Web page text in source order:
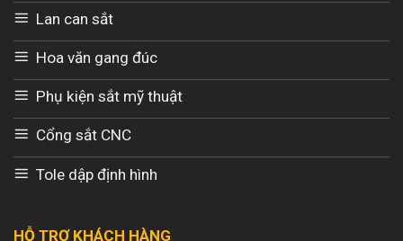
Lan can sắt
Hoa văn gang đúc
Phụ kiện sắt mỹ thuật
Cổng sắt CNC
Tole dập định hình
HỖ TRỢ KHÁCH HÀNG